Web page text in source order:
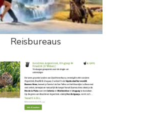
Reisbureaus